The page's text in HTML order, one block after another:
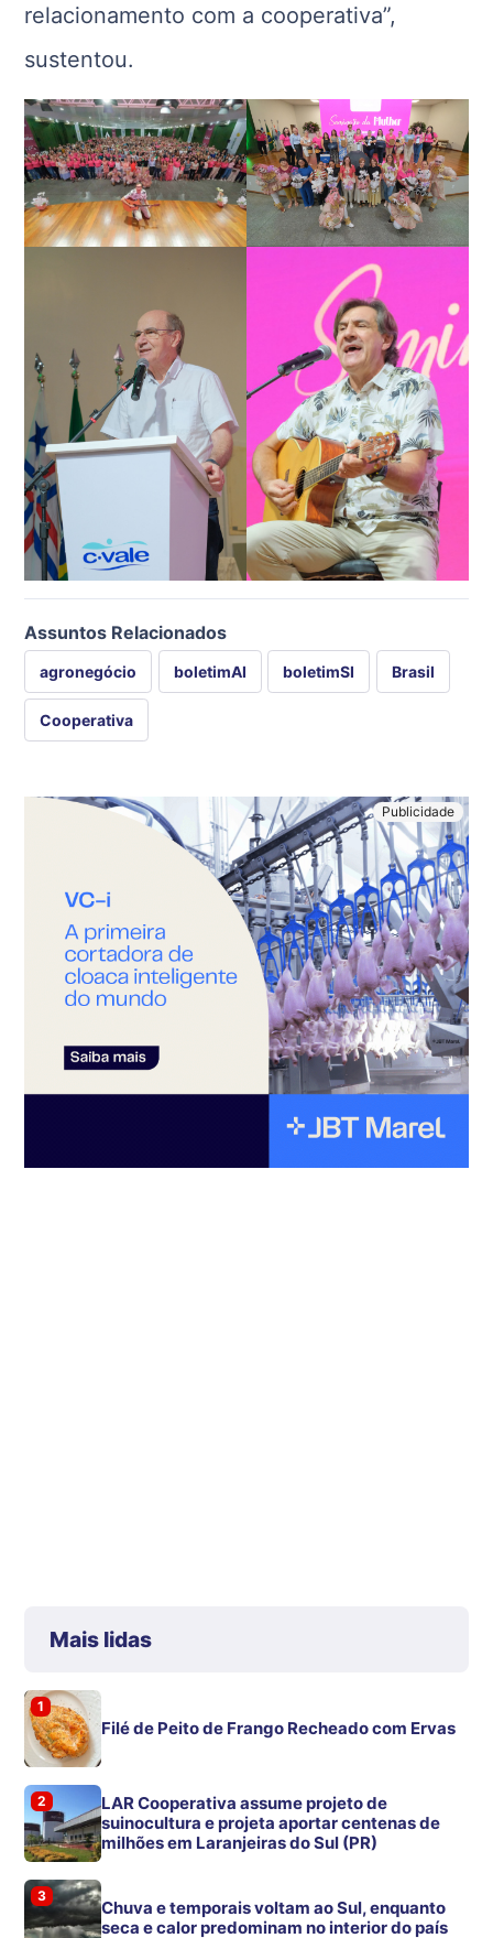
relacionamento com a cooperativa”,
sustentou.
Assuntos Relacionados
agronegócio boletimAI boletimSI Brasil
Cooperativa
Mais lidas
1
Filé de Peito de Frango Recheado com Ervas
2
LAR Cooperativa assume projeto de
suinocultura e projeta aportar centenas de
milhões em Laranjeiras do Sul (PR)
3
Chuva e temporais voltam ao Sul, enquanto
seca e calor predominam no interior do país